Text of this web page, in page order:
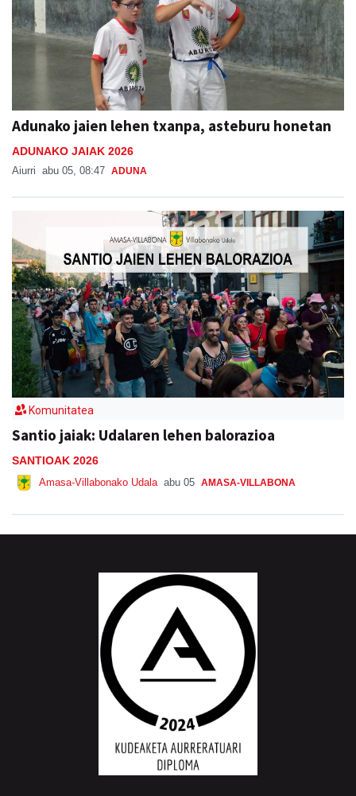
Adunako jaien lehen txanpa, asteburu honetan
ADUNAKO JAIAK 2026
Aiurri abu 05, 08:47 ADUNA
Komunitatea
Santio jaiak: Udalaren lehen balorazioa
SANTIOAK 2026
Amasa-Villabonako Udala abu 05 AMASA-VILLABONA